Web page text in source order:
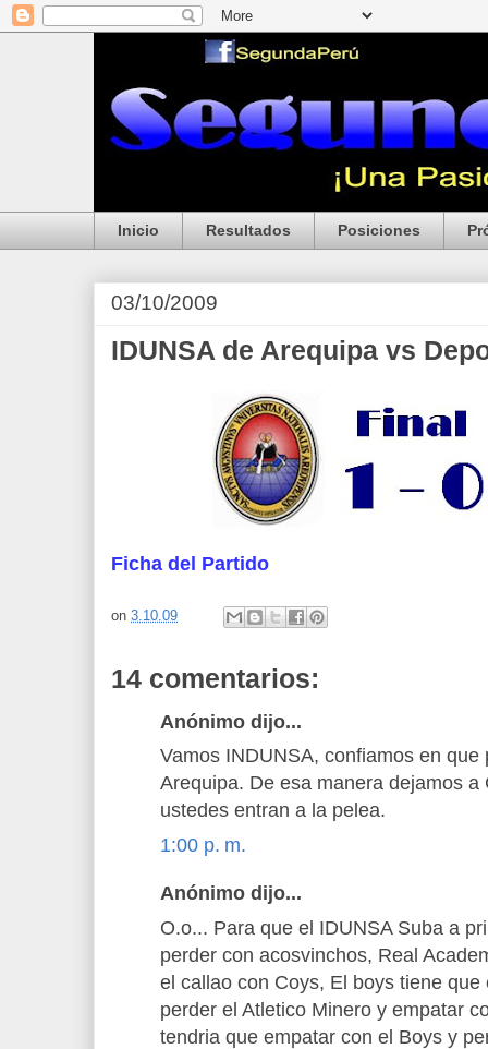
Inicio Resultados Posiciones
03/10/2009
IDUNSA de Arequipa vs
Ficha del Partido
on 3.10.09
14 comentarios:
Anónimo dijo...
Vamos INDUNSA, confiamos en
Arequipa. De esa manera dejamos
ustedes entran a la pelea.
1:00 p. m.
Anónimo dijo...
O.o... Para que el IDUNSA Suba a
perder con acosvinchos, Real
el callao con Coys, El boys tiene que
perder el Atletico Minero y empatar
tendria que empatar con el Boys y